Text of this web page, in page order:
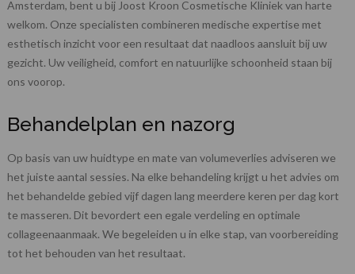
Amsterdam, bent u bij Joost Kroon Cosmetische Kliniek van harte
welkom. Onze specialisten combineren medische expertise met
esthetisch inzicht voor een resultaat dat naadloos aansluit bij uw
gezicht. Uw veiligheid, comfort en natuurlijke schoonheid staan bij
ons voorop.
Behandelplan en nazorg
Op basis van uw huidtype en mate van volumeverlies adviseren we
het juiste aantal sessies. Na elke behandeling krijgt u het advies om
het behandelde gebied vijf dagen lang meerdere keren per dag kort
te masseren. Dit bevordert een egale verdeling en optimale
collageenaanmaak. We begeleiden u in elke stap, van voorbereiding
tot het behouden van het resultaat.
cookieverklaringen die vanGoogle .